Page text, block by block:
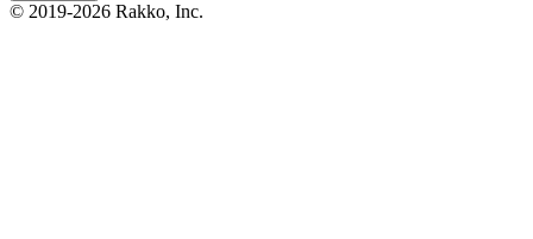
© 2019-2026 Rakko, Inc.